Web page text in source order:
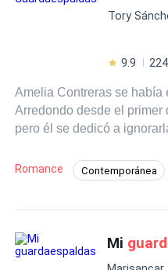
Tory
9.9
Amelia Contreras se había
Arredondo desde el
pero él se dedicó a
más de un problema para
suplicara a su mejor
su madre, pese a que la
vio aceptando ser el
Romance Contemporánea
Primer Amor Mi